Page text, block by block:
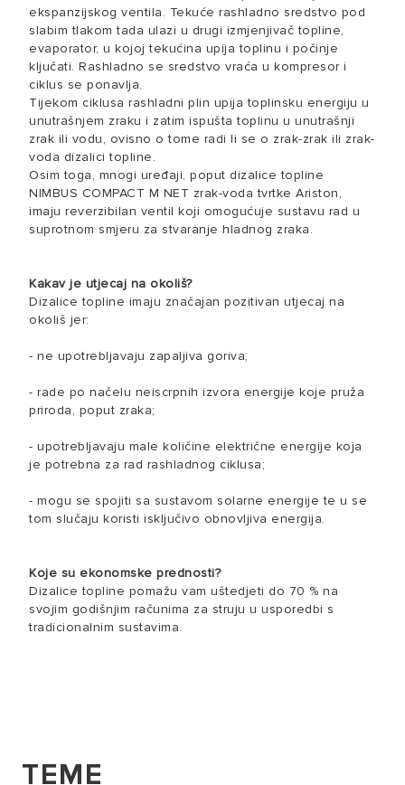
ekspanzijskog ventila. Tekuće rashladno sredstvo pod
slabim tlakom tada ulazi u drugi izmjenjivač topline,
evaporator, u kojoj tekućina upija toplinu i počinje
ključati. Rashladno se sredstvo vraća u kompresor i
ciklus se ponavlja.
Tijekom ciklusa rashladni plin upija toplinsku energiju u
unutrašnjem zraku i zatim ispušta toplinu u unutrašnji
zrak ili vodu, ovisno o tome radi li se o zrak-zrak ili zrak-
voda dizalici topline.
Osim toga, mnogi uređaji, poput dizalice topline
NIMBUS COMPACT M NET zrak-voda tvrtke Ariston,
imaju reverzibilan ventil koji omogućuje sustavu rad u
suprotnom smjeru za stvaranje hladnog zraka.
Kakav je utjecaj na okoliš?
Dizalice topline imaju značajan pozitivan utjecaj na
okoliš jer:
- ne upotrebljavaju zapaljiva goriva;
- rade po načelu neiscrpnih izvora energije koje pruža
priroda, poput zraka;
- upotrebljavaju male količine električne energije koja
je potrebna za rad rashladnog ciklusa;
- mogu se spojiti sa sustavom solarne energije te u se
tom slučaju koristi isključivo obnovljiva energija.
Koje su ekonomske prednosti?
Dizalice topline pomažu vam uštedjeti do 70 % na
svojim godišnjim računima za struju u usporedbi s
tradicionalnim sustavima.
TEME